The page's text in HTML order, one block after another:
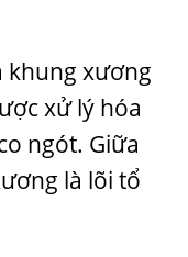
khung xương
xử lý hóa
ngót. Giữa
là lõi tổ